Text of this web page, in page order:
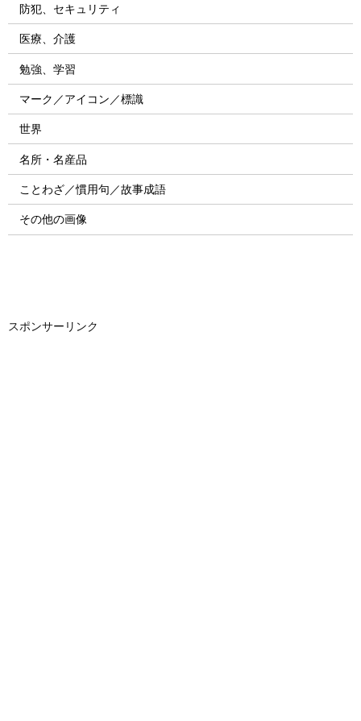
防犯、セキュリティ
医療、介護
勉強、学習
マーク／アイコン／標識
世界
名所・名産品
ことわざ／慣用句／故事成語
その他の画像
スポンサーリンク